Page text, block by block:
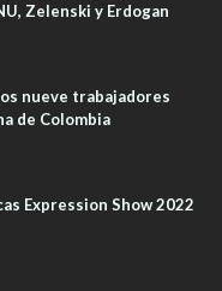
Zelenski y Erdogan
nueve trabajadores
de Colombia
Expression Show 2022